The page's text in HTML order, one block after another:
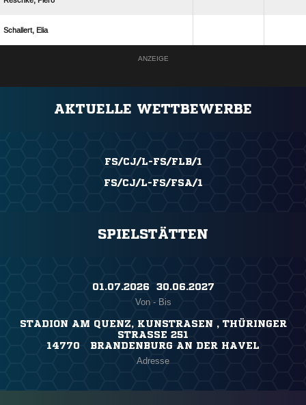
 
ANZEIGE
AKTUELLE WETTBEWERBE
FS/CJ/L-FS/FLB/1
FS/CJ/L-FS/FSA/1
SPIELSTÄTTEN
01.07.2026 ​ 30.06.2027
Von - Bis
STADION AM QUENZ, KUNSTRASEN , THÜRINGER
STRASSE 251
14770 BRANDENBURG AN DER HAVEL
Adresse